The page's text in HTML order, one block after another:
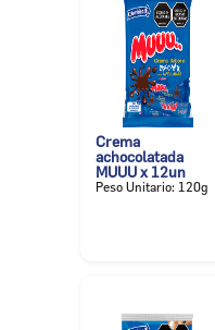
Crema
achocolatada
MUUU x 12un
Peso Unitario: 120g